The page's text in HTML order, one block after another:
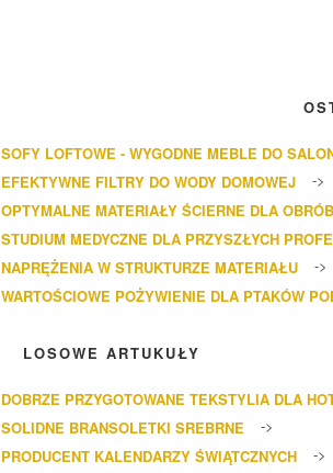
SOFY LOFTOWE - WYGODNE MEBLE DO
EFEKTYWNE FILTRY DO WODY DOMOWEJ
OPTYMALNE MATERIAŁY ŚCIERNE DLA
STUDIUM MEDYCZNE DLA PRZYSZŁYCH
NAPRĘŻENIA W STRUKTURZE MATERIAŁU
WARTOŚCIOWE POŻYWIENIE DLA PTAKÓW
LOSOWE ARTUKUŁY
DOBRZE PRZYGOTOWANE TEKSTYLIA DLA
SOLIDNE BRANSOLETKI SREBRNE
PRODUCENT KALENDARZY ŚWIĄTCZNYCH